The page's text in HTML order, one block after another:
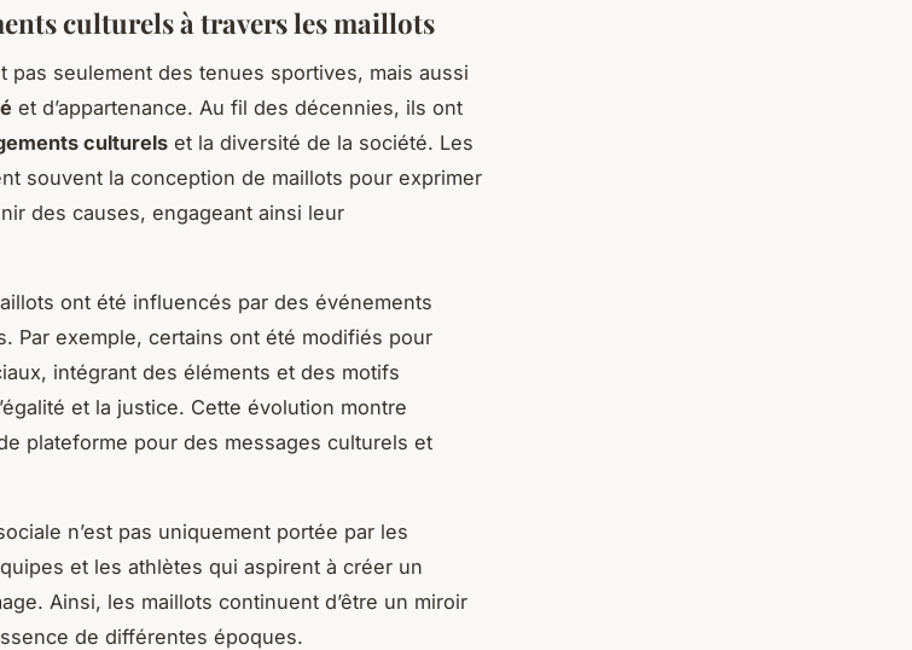
culturels à travers les maillots
pas seulement des tenues sportives, mais aussi
et d’appartenance. Au fil des décennies, ils ont
culturels et la diversité de la société. Les
souvent la conception de maillots pour exprimer
des causes, engageant ainsi leur
ont été influencés par des événements
Par exemple, certains ont été modifiés pour
intégrant des éléments et des motifs
et la justice. Cette évolution montre
plateforme pour des messages culturels et
n’est pas uniquement portée par les
et les athlètes qui aspirent à créer un
Ainsi, les maillots continuent d’être un miroir
de différentes époques.